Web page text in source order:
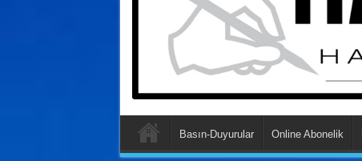
Basın-Duyurular Online Abonelik